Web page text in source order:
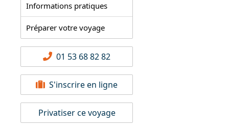
Informations pratiques
Préparer votre voyage
01 53 68 82 82
S'inscrire en ligne
Privatiser ce voyage